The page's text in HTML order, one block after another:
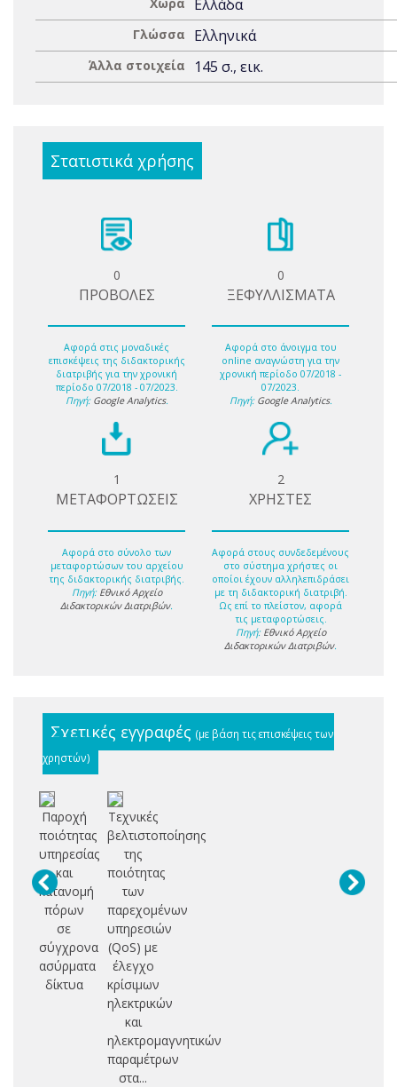
Ελλάδα
Γλώσσα Ελληνικά
Άλλα στοιχεία 145 σ., εικ.
Στατιστικά χρήσης
0
ΠΡΟΒΟΛΕΣ
Αφορά στις μοναδικές
επισκέψεις της διδακτορικής
διατριβής για την χρονική
περίοδο 07/2018 - 07/2023.
Πηγή: Google Analytics.
0
ΞΕΦΥΛΛΙΣΜΑΤΑ
Αφορά στο άνοιγμα του
online αναγνώστη για την
χρονική περίοδο 07/2018 -
07/2023.
Πηγή: Google Analytics.
1
ΜΕΤΑΦΟΡΤΩΣΕΙΣ
Αφορά στο σύνολο των
μεταφορτώσων του αρχείου
της διδακτορικής διατριβής.
Πηγή: Εθνικό Αρχείο
Διδακτορικών Διατριβών.
2
ΧΡΗΣΤΕΣ
Αφορά στους συνδεδεμένους
στο σύστημα χρήστες οι
οποίοι έχουν αλληλεπιδράσει
με τη διδακτορική διατριβή.
Ως επί το πλείστον, αφορά
τις μεταφορτώσεις.
Πηγή: Εθνικό Αρχείο
Διδακτορικών Διατριβών.
Σχετικές εγγραφές (με βάση τις επισκέψεις των
χρηστών)
Παροχή
ποιότητας
υπηρεσίας
και
κατανομή
πόρων
σε
σύγχρονα
ασύρματα
δίκτυα
Τεχνικές
βελτιστοποίησης
της
ποιότητας
των
παρεχομένων
υπηρεσιών
(QoS) με
έλεγχο
κρίσιμων
ηλεκτρικών
και
ηλεκτρομαγνητικών
παραμέτρων
στα...